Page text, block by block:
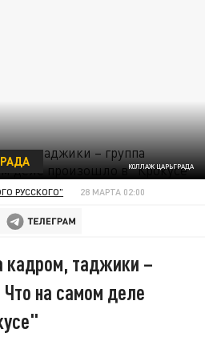
КОЛЛАЖ ЦАРЬГРАДА
РУССКОГО" 28 МАРТА 02:00
кадром, таджики –
Что на самом деле